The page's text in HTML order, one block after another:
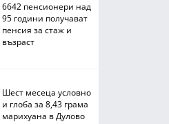
6642 пенсионери над
95 години получават
пенсия за стаж и
възраст
Шест месеца условно
и глоба за 8,43 грама
марихуана в Дулово